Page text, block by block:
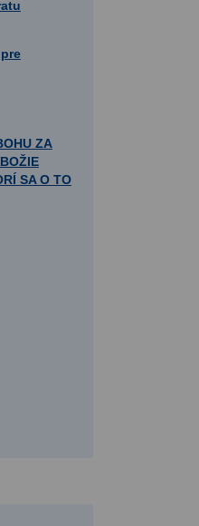
ZA
SA O TO